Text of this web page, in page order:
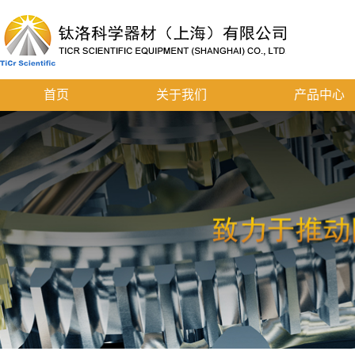
首页 关于我们 产品中心